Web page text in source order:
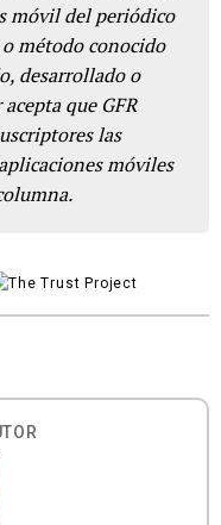
móvil del periódico
método conocido
desarrollado o
que GFR
las
móviles